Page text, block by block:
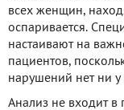
всех женщин,
оспаривается.
настаивают на
пациентов,
нарушений нет ни у
Анализ не входит в